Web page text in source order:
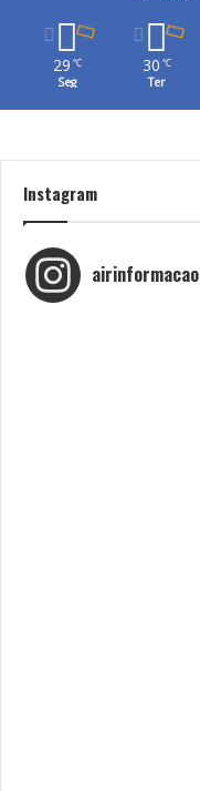
29 ℃
Seg
30 ℃
Ter
Instagram
airinformacao